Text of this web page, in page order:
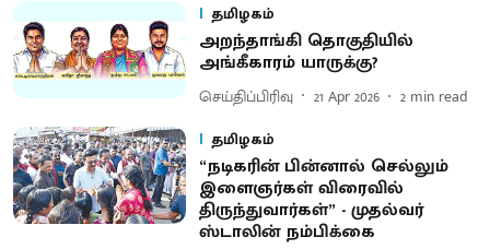
தமிழகம்
அறந்தாங்கி தொகுதியில்
அங்கீகாரம் யாருக்கு?
செய்திப்பிரிவு 21 Apr 2026 2 min read
தமிழகம்
“நடிகரின் பின்னால் செல்லும்
இளைஞர்கள் விரைவில்
திருந்துவார்கள்” - முதல்வர்
ஸ்டாலின் நம்பிக்கை